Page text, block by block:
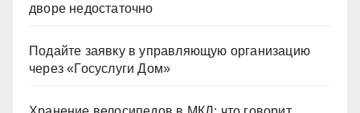
дворе недостаточно
Подайте заявку в управляющую организацию
через «Госуслуги Дом»